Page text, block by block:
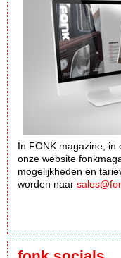
In FONK magazine, in
onze website
mogelijkheden en
worden naar